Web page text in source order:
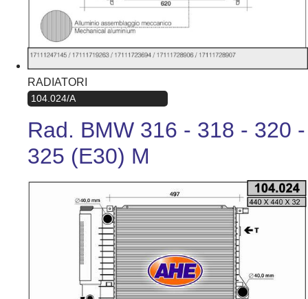
RADIATORI
104.024/A
Rad. BMW 316 - 318 - 320 -
325 (E30) M